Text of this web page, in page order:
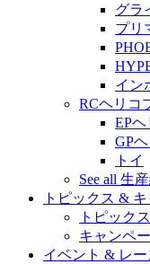
グラ
プリ
イン
RCヘリコ
EP
GP
トイ
See all 生
トピックス &
トピックス
キャンペ
イベント & レー